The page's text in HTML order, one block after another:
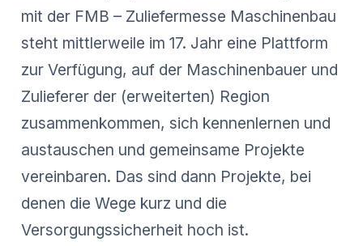
mit der FMB – Zuliefermesse Maschinenbau
steht mittlerweile im 17. Jahr eine Plattform
zur Verfügung, auf der Maschinenbauer und
Zulieferer der (erweiterten) Region
zusammenkommen, sich kennenlernen und
austauschen und gemeinsame Projekte
vereinbaren. Das sind dann Projekte, bei
denen die Wege kurz und die
Versorgungssicherheit hoch ist.